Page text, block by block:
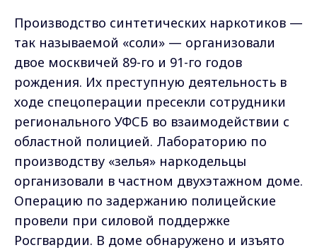
Производство синтетических наркотиков —
так называемой «соли» — организовали
двое москвичей 89-го и 91-го годов
рождения. Их преступную деятельность в
ходе спецоперации пресекли сотрудники
регионального УФСБ во взаимодействии с
областной полицией. Лабораторию по
производству «зелья» наркодельцы
организовали в частном двухэтажном доме.
Операцию по задержанию полицейские
провели при силовой поддержке
Росгвардии. В доме обнаружено и изъято